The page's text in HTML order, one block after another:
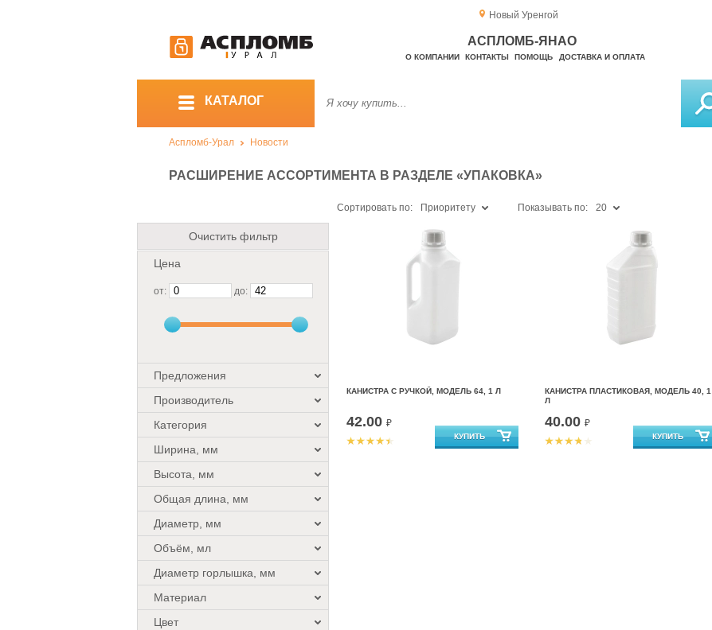
Новый Уренгой
АСПЛОМБ-ЯНАО
О КОМПАНИИ КОНТАКТЫ ПОМОЩЬ ДОСТАВКА И ОПЛАТА
КАТАЛОГ
Аспломб-Урал Новости
РАСШИРЕНИЕ АССОРТИМЕНТА В РАЗДЕЛЕ «УПАКОВКА»
Очистить фильтр
Цена
от: до:
Предложения
Производитель
Категория
Ширина, мм
Высота, мм
Общая длина, мм
Диаметр, мм
Объём, мл
Диаметр горлышка, мм
Материал
Цвет
Сортировать по: Приоритету Показывать по: 20
КАНИСТРА С РУЧКОЙ, МОДЕЛЬ 64, 1 Л
42.00 ₽
КАНИСТРА ПЛАСТИКОВАЯ, МОДЕЛЬ 40, 1
Л
40.00 ₽